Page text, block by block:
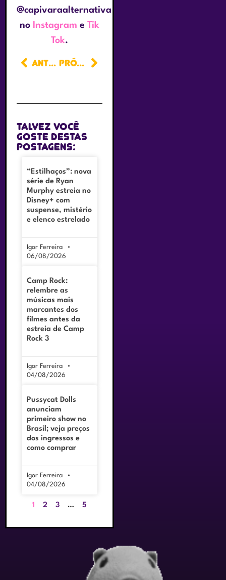
@capivaraalternativa
no Instagram e Tik
Tok.
ANTERIOR PRÓXIMO
Talvez você
goste destas
postagens:
“Estilhaços”: nova
série de Ryan
Murphy estreia no
Disney+ com
suspense, mistério
e elenco estrelado
Igor Ferreira
06/08/2026
Camp Rock:
relembre as
músicas mais
marcantes dos
filmes antes da
estreia de Camp
Rock 3
Igor Ferreira
04/08/2026
Pussycat Dolls
anunciam
primeiro show no
Brasil; veja preços
dos ingressos e
como comprar
Igor Ferreira
04/08/2026
1 2 3 … 5